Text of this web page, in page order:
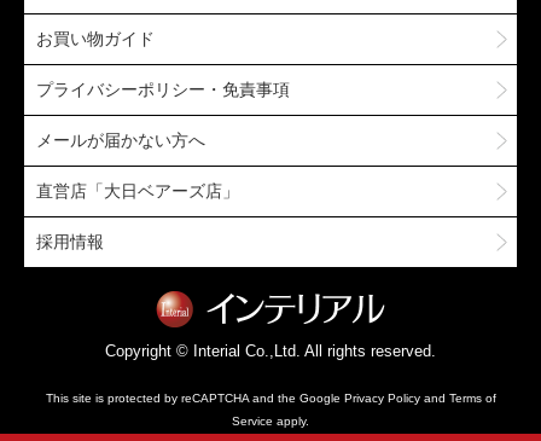
お買い物ガイド
プライバシーポリシー・免責事項
メールが届かない方へ
直営店「大日ベアーズ店」
採用情報
Copyright © Interial Co.,Ltd. All rights reserved.
This site is protected by reCAPTCHA and the Google Privacy Policyand Terms of
Service apply.